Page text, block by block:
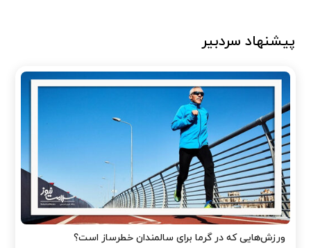
پیشنهاد سردبیر
ورزش‌هایی که در گرما برای سالمندان خطرساز است؟